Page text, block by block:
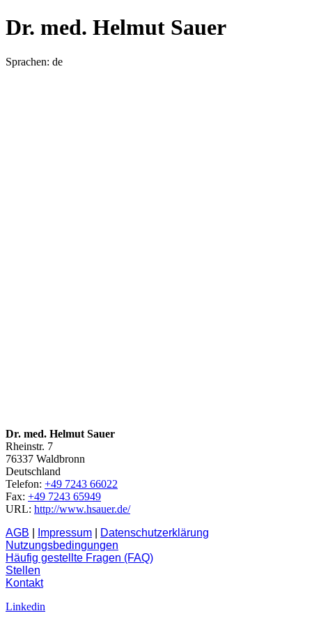
Dr. med. Helmut Sauer
Sprachen: de
Dr. med. Helmut Sauer
Rheinstr. 7
76337 Waldbronn
Deutschland
Telefon: +49 7243 66022
Fax: +49 7243 65949
URL: http://www.hsauer.de/
AGB
Impressum
Datenschutzerklärung
Nutzungsbedingungen
Häufig gestellte Fragen (FAQ)
Stellen
Kontakt
Linkedin